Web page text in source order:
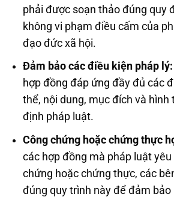
phải được soạn thảo đúng quy
không vi phạm điều cấm của
đạo đức xã hội.
Đảm bảo các điều kiện pháp lý:
hợp đồng đáp ứng đầy đủ các
thể, nội dung, mục đích và hình
định pháp luật.
Công chứng hoặc chứng thực
các hợp đồng mà pháp luật
chứng hoặc chứng thực, các
đúng quy trình này để đảm bảo